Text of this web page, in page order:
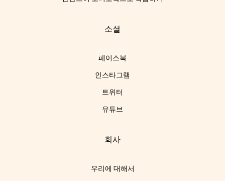
소셜
페이스북
인스타그램
트위터
유튜브
회사
우리에 대해서